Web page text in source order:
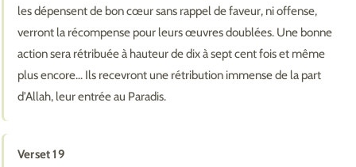
les dépensent de bon cœur sans rappel de faveur, ni offense,
verront la récompense pour leurs œuvres doublées. Une bonne
action sera rétribuée à hauteur de dix à sept cent fois et même
plus encore… Ils recevront une rétribution immense de la part
d’Allah, leur entrée au Paradis.
Verset 19